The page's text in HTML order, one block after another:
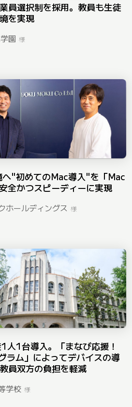
員選択制を採用。教員も生徒
を実現
園 様
"初めてのMac導入"を「Mac
全かつスピーディーに実現
ホールディングス 様
1台導入。「まなび応援！
ラム」によってデバイスの導
員双方の負担を軽減
学校 様